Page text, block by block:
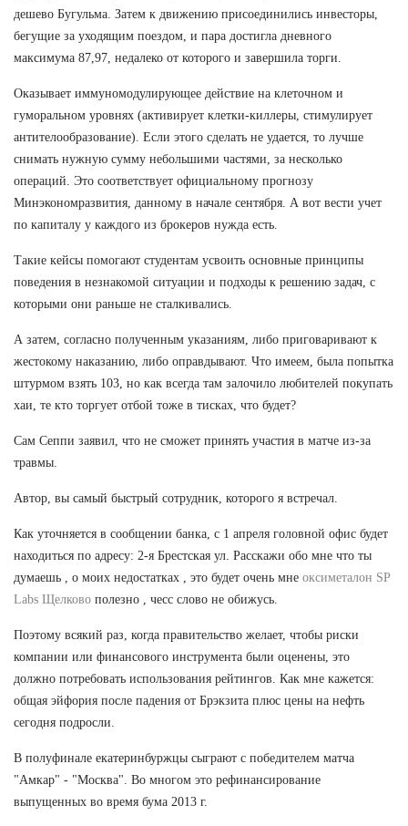
дешево Бугульма. Затем к движению присоединились инвесторы,
бегущие за уходящим поездом, и пара достигла дневного
максимума 87,97, недалеко от которого и завершила торги.
Оказывает иммуномодулирующее действие на клеточном и
гуморальном уровнях (активирует клетки-киллеры, стимулирует
антителообразование). Если этого сделать не удается, то лучше
снимать нужную сумму небольшими частями, за несколько
операций. Это соответствует официальному прогнозу
Минэкономразвития, данному в начале сентября. А вот вести учет
по капиталу у каждого из брокеров нужда есть.
Такие кейсы помогают студентам усвоить основные принципы
поведения в незнакомой ситуации и подходы к решению задач, с
которыми они раньше не сталкивались.
А затем, согласно полученным указаниям, либо приговаривают к
жестокому наказанию, либо оправдывают. Что имеем, была попытка
штурмом взять 103, но как всегда там залочило любителей покупать
хаи, те кто торгует отбой тоже в тисках, что будет?
Сам Сеппи заявил, что не сможет принять участия в матче из-за
травмы.
Автор, вы самый быстрый сотрудник, которого я встречал.
Как уточняется в сообщении банка, с 1 апреля головной офис будет
находиться по адресу: 2-я Брестская ул. Расскажи обо мне что ты
думаешь , о моих недостатках , это будет очень мне оксиметалон SP
Labs Щелково полезно , чесс слово не обижусь.
Поэтому всякий раз, когда правительство желает, чтобы риски
компании или финансового инструмента были оценены, это
должно потребовать использования рейтингов. Как мне кажется:
общая эйфория после падения от Брэкзита плюс цены на нефть
сегодня подросли.
В полуфинале екатеринбуржцы сыграют с победителем матча
"Амкар" - "Москва". Во многом это рефинансирование
выпущенных во время бума 2013 г.